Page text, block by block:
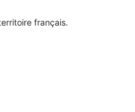
français.